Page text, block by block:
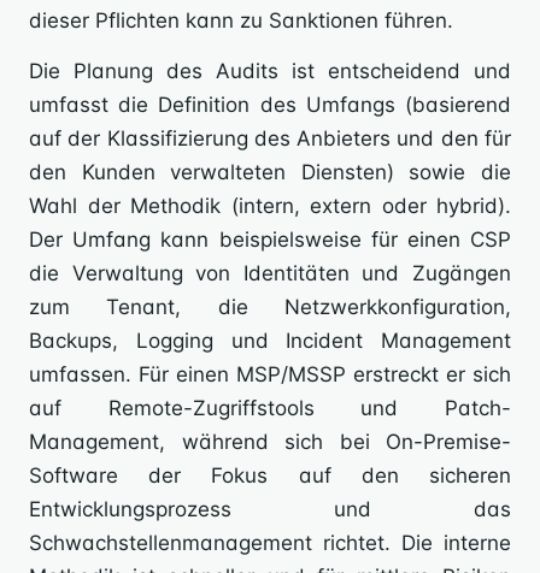
dieser Pflichten kann zu Sanktionen führen.
Die Planung des Audits ist entscheidend und
umfasst die Definition des Umfangs (basierend
auf der Klassifizierung des Anbieters und den für
den Kunden verwalteten Diensten) sowie die
Wahl der Methodik (intern, extern oder hybrid).
Der Umfang kann beispielsweise für einen CSP
die Verwaltung von Identitäten und Zugängen
zum Tenant, die Netzwerkkonfiguration,
Backups, Logging und Incident Management
umfassen. Für einen MSP/MSSP erstreckt er sich
auf Remote-Zugriffstools und Patch-
Management, während sich bei On-Premise-
Software der Fokus auf den sicheren
Entwicklungsprozess und das
Schwachstellenmanagement richtet. Die interne